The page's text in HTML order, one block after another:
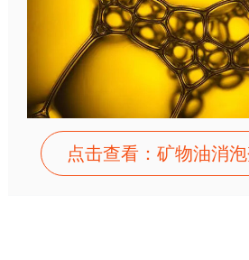
点击查看：矿物油消